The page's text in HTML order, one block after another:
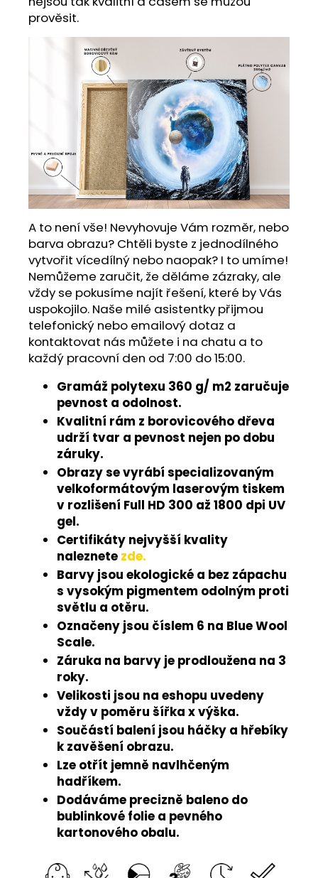
prověsit.
A to není vše! Nevyhovuje Vám rozměr, nebo
barva obrazu? Chtěli byste z jednodílného
vytvořit vícedílný nebo naopak? I to umíme!
Nemůžeme zaručit, že děláme zázraky, ale
vždy se pokusíme najít řešení, které by Vás
uspokojilo. Naše milé asistentky přijmou
telefonický nebo emailový dotaz a
kontaktovat nás můžete i na chatu a to
každý pracovní den od 7:00 do 15:00.
Gramáž polytexu 360 g/ m2 zaručuje
pevnost a odolnost.
Kvalitní rám z borovicového dřeva
udrží tvar a pevnost nejen po dobu
záruky.
Obrazy se vyrábí specializovaným
velkoformátovým laserovým tiskem
v rozlišení Full HD 300 až 1800 dpi UV
gel.
Certifikáty nejvyšší kvality
naleznete zde.
Barvy jsou ekologické a bez zápachu
s vysokým pigmentem odolným proti
světlu a otěru.
Označeny jsou číslem 6 na Blue Wool
Scale.
Záruka na barvy je prodloužena na 3
roky.
Velikosti jsou na eshopu uvedeny
vždy v poměru šířka x výška.
Součástí balení jsou háčky a hřebíky
k zavěšení obrazu.
Lze otřít jemně navlhčeným
hadříkem.
Dodáváme precizně baleno do
bublinkové folie a pevného
kartonového obalu.